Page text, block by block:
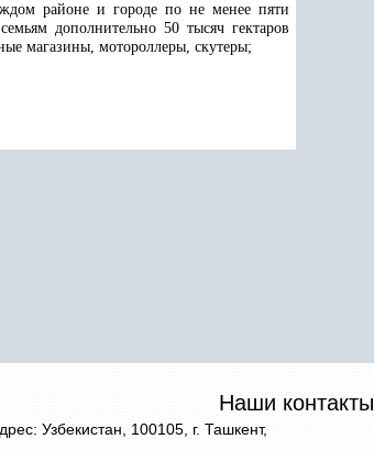
районе и городе по не менее пяти
дополнительно 50 тысяч гектаров
магазины, мотороллеры, скутеры;
Наши контакты
Узбекистан, 100105, г. Ташкент,